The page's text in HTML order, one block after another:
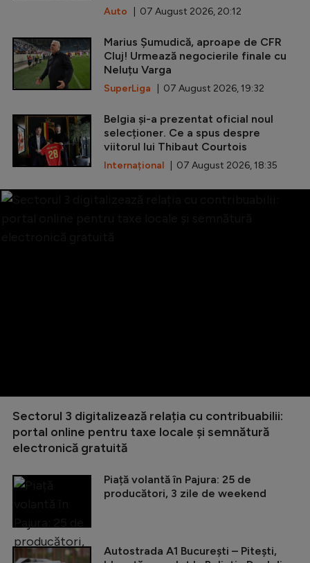
Auto | 07 August 2026, 20:12
Marius Șumudică, aproape de CFR
Cluj! Urmează negocierile finale cu
Neluțu Varga
SuperLiga | 07 August 2026, 19:32
Belgia și-a prezentat oficial noul
selecționer. Ce a spus despre
viitorul lui Thibaut Courtois
Internațional | 07 August 2026, 18:35
Sectorul 3 digitalizează relația cu contribuabilii:
portal online pentru taxe locale și semnătură
electronică gratuită
Piață volantă în Pajura: 25 de
producători, 3 zile de weekend
Autostrada A1 București – Pitești,